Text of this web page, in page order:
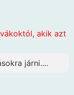
akik azt
járni....